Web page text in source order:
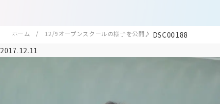
ホーム 12/9オープンスクールの様子を公開♪ DSC00188
2017.12.11